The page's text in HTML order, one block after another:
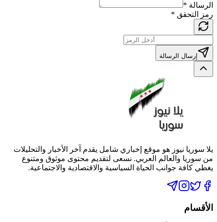
الرسالة *
رمز التحقق *
إرسال الرسالة
يلا سوريا نيوز هو موقع إخباري شامل يقدم آخر الأخبار والتحليلات
من سوريا والعالم العربي. نسعى لتقديم محتوى موثوق ومتنوع
يغطي كافة جوانب الحياة السياسية والاقتصادية والاجتماعية.
الأقسام